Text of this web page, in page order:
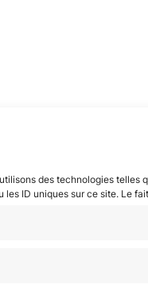
des technologies
ID uniques sur ce site. Le